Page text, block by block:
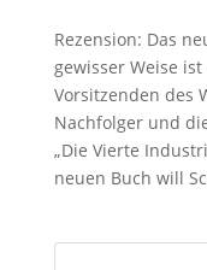
Rezension: Das
gewisser Weise
Vorsitzenden des
Nachfolger und
„Die Vierte
neuen Buch will